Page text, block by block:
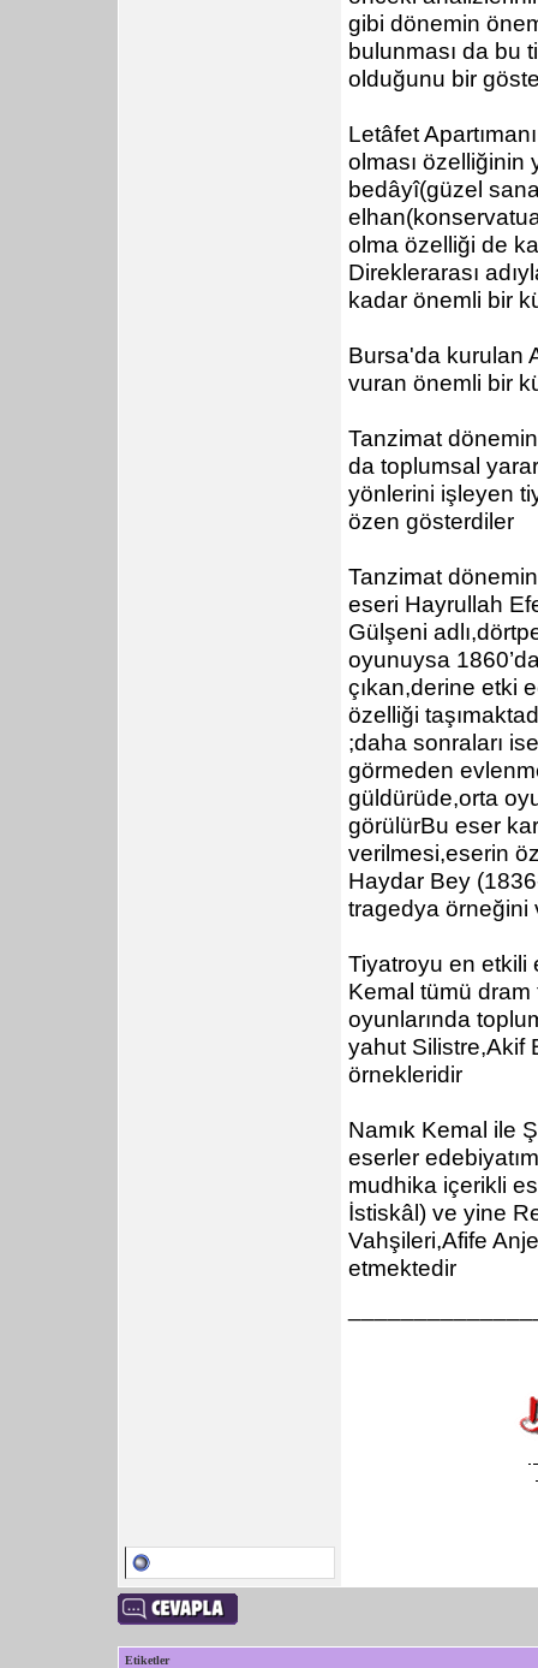
gibi dönemin
bulunması da bu
olduğunu bir
Letâfet
olması özelliğinin
bedâyî(güzel
olma özelliği de
Direklerarası
kadar önemli bir
Bursa'da kurulan
vuran önemli bir
Tanzimat
da toplumsal
yönlerini işleyen
özen gösterdiler
Tanzimat
eseri Hayrullah
Gülşeni
oyunuysa
çıkan,derine etki
özelliği
;daha sonraları
görmeden
güldürüde,orta
görülürBu eser
verilmesi,eserin
Haydar Bey
tragedya örneğini
Tiyatroyu en etkili
Kemal tümü
oyunlarında
yahut Silistre,Akif
örnekleridir
Namık Kemal ile
eserler
mudhika içerikli
İstiskâl) ve yine
Vahşileri,Afife
etmektedir
Etiketler